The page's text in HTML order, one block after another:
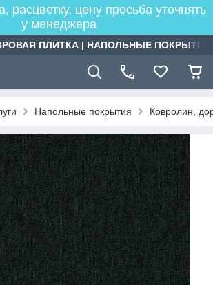
расцветку, цену просьба уточнять
у менеджера
ПЛИТКА | НАПОЛЬНЫЕ
Напольные покрытия Ковролин,